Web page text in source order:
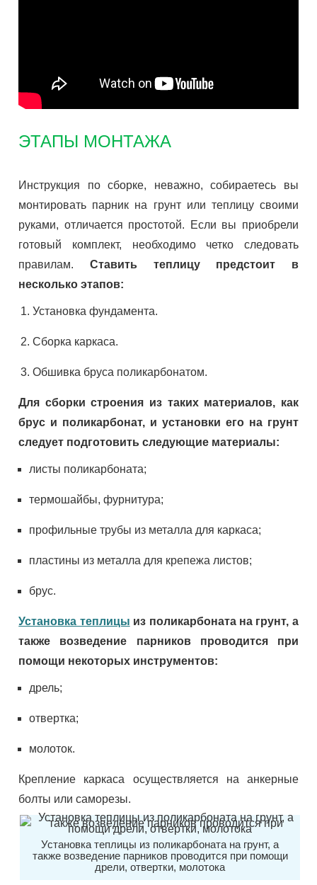
ЭТАПЫ МОНТАЖА
Инструкция по сборке, неважно, собираетесь вы
монтировать парник на грунт или теплицу своими
руками, отличается простотой. Если вы приобрели
готовый комплект, необходимо четко следовать
правилам. Ставить теплицу предстоит в
несколько этапов:
Установка фундамента.
Сборка каркаса.
Обшивка бруса поликарбонатом.
Для сборки строения из таких материалов, как
брус и поликарбонат, и установки его на грунт
следует подготовить следующие материалы:
листы поликарбоната;
термошайбы, фурнитура;
профильные трубы из металла для каркаса;
пластины из металла для крепежа листов;
брус.
Установка теплицы из поликарбоната на грунт, а
также возведение парников проводится при
помощи некоторых инструментов:
дрель;
отвертка;
молоток.
Крепление каркаса осуществляется на анкерные
болты или саморезы.
Установка теплицы из поликарбоната на грунт, а
также возведение парников проводится при помощи
дрели, отвертки, молотока